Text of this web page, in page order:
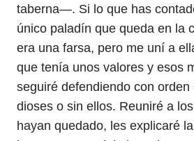
taberna—. Si lo que has
único paladín que queda en la
era una farsa, pero me uní a
que tenía unos valores y esos
seguiré defendiendo con orden
dioses o sin ellos. Reuniré a
hayan quedado, les explicaré